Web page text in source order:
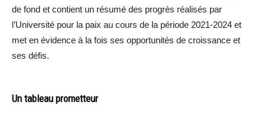
de fond et contient un résumé des progrès réalisés par
l’Université pour la paix au cours de la période 2021-2024 et
met en évidence à la fois ses opportunités de croissance et
ses défis.
Un tableau prometteur